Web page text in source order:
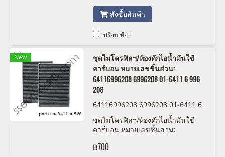
สั่งซื้อสินค้า
เปรียบเทียบ
New
ชุดไมโครฟิลฯ/ห้องดักไอน้ำมันใช้
คาร์บอน หมายเลขชิ้นส่วน:
64116996208 6996208 01-6411 6 996
208
64116996208 6996208 01-6411 6
ชุดไมโครฟิลฯ/ห้องดักไอน้ำมันใช้
คาร์บอน หมายเลขชิ้นส่วน:
996 208
฿700